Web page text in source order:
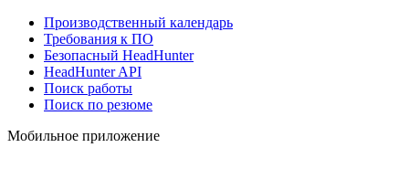
Производственный календарь
Требования к ПО
Безопасный HeadHunter
HeadHunter API
Поиск работы
Поиск по резюме
Мобильное приложение